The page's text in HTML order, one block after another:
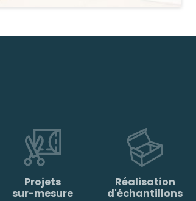
Projets
sur-mesure
Réalisation
d'échantillons